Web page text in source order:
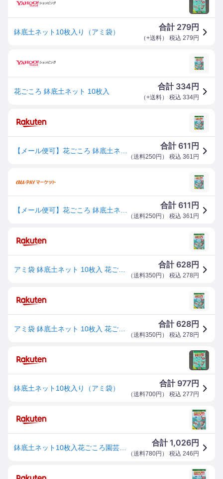
鉢底土ネット10枚入り（アミ袋）
合計 279円
（+送料） 税込 279 円
花ごころ 鉢底土ネット 10枚入
合計 334 円
（+送料） 税込 334円
合計611 円
（送料250円 ） 税込 361 円
合計611 円
（送料250円 ） 税込 361 円
合計628円
（送料350円 ） 税込 278 円
合計628円
（送料350円 ） 税込 278 円
鉢底土ネット10枚入り（アミ袋）
合計 977円
（送料700円 ） 税込 277 円
合計1,026円
（送料780円 ） 税込 246 円